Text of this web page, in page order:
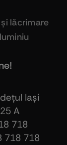
lăcrimare
Iaşi
A
718
718 718